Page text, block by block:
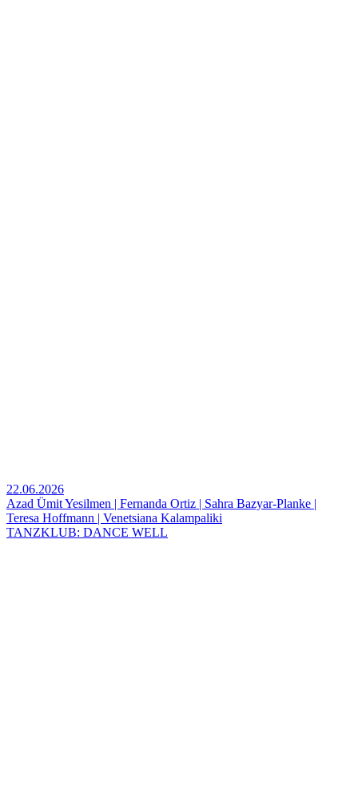
22.06.2026
Azad Ümit Yesilmen | Fernanda Ortiz | Sahra Bazyar-Planke |
Teresa Hoffmann | Venetsiana Kalampaliki
TANZKLUB: DANCE WELL